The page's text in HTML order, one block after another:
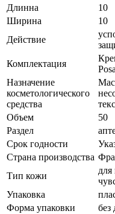
Длинна
10
Ширина
10
Действие
Комплектация
Назначение
косметологического
средства
Объем
50
Раздел
Срок годности
Страна производства
Тип кожи
для
Упаковка
Форма упаковки
без